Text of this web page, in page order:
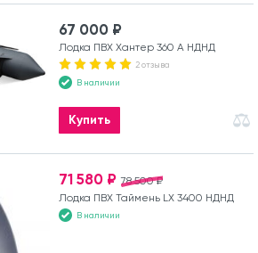
67 000 ₽
Лодка ПВХ Хантер 360 А НДНД
2 отзыва
В наличии
Купить
78 500 ₽
71 580 ₽
Лодка ПВХ Таймень LX 3400 НДНД
В наличии